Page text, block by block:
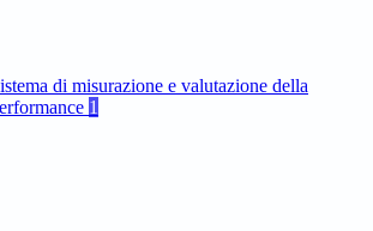
di misurazione e valutazione della
1